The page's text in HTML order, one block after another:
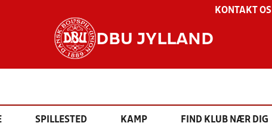
KONTAKT OS
DBU JYLLAND
SPILLESTED KAMP FIND KLUB NÆR DIG